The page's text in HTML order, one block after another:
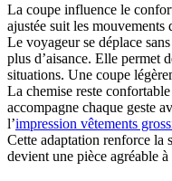
La coupe influence le
ajustée suit les
Le voyageur se déplace
plus d’aisance. Elle permet
situations. Une coupe
La chemise reste
accompagne chaque geste
l’impression vêtements
Cette adaptation renforce la
devient une pièce agréable à